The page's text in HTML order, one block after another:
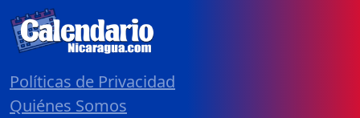
Políticas de Privacidad
Quiénes Somos